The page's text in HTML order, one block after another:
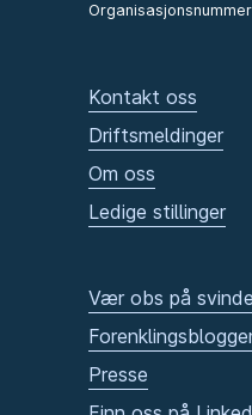
Kontakt oss
Driftsmeldinger
Om oss
Ledige stillinger
Vær obs på
Presse